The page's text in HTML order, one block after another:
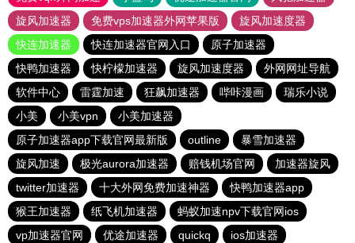
旋风加速器
免费vps加速器外网苹果版
旋风加速度器
快连加速器
快连加速器官网入口
原子加速器
快鸭加速器
快柠檬加速器 旋风加速度器
外网网址导航
软件中心
雷霆加速 狂飙加速器 哔咔漫画
瑞乐小说
小美
小美vpn
小美加速器
原子加速器app下载官网最新版
outline
暴雪加速器
旋风加速
极光aurora加速器 赔钱机场官网
加速器旋风
twitter加速器
十大外网免费加速神器
快鸭加速器app
猴王加速器
纸飞机加速器
蚂蚁加速npv下载官网ios
vp加速器官网
优途加速器 quickq
ios加速器